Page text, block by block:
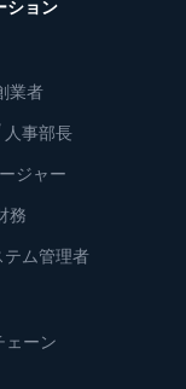
ション
業者
事部長
ジャー
務
ム管理者
ェーン